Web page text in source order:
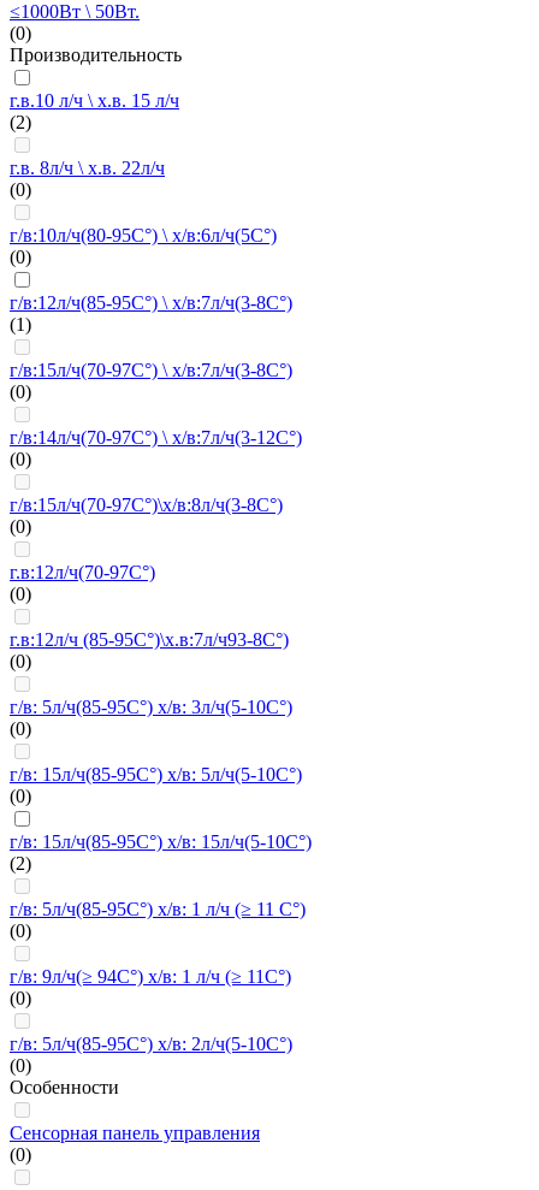
≤1000Вт \ 50Вт.
(0)
Производительность
г.в.10 л/ч \ х.в. 15 л/ч
(2)
г.в. 8л/ч \ х.в. 22л/ч
(0)
г/в:10л/ч(80-95C°) \ х/в:6л/ч(5C°)
(0)
г/в:12л/ч(85-95C°) \ х/в:7л/ч(3-8C°)
(1)
г/в:15л/ч(70-97C°) \ х/в:7л/ч(3-8C°)
(0)
г/в:14л/ч(70-97C°) \ х/в:7л/ч(3-12C°)
(0)
г/в:15л/ч(70-97C°)\х/в:8л/ч(3-8C°)
(0)
г.в:12л/ч(70-97C°)
(0)
г.в:12л/ч (85-95C°)\х.в:7л/ч93-8C°)
(0)
г/в: 5л/ч(85-95C°) х/в: 3л/ч(5-10C°)
(0)
г/в: 15л/ч(85-95C°) х/в: 5л/ч(5-10C°)
(0)
г/в: 15л/ч(85-95C°) х/в: 15л/ч(5-10C°)
(2)
г/в: 5л/ч(85-95C°) х/в: 1 л/ч (≥ 11 C°)
(0)
г/в: 9л/ч(≥ 94C°) х/в: 1 л/ч (≥ 11C°)
(0)
г/в: 5л/ч(85-95C°) х/в: 2л/ч(5-10C°)
(0)
Особенности
Сенсорная панель управления
(0)